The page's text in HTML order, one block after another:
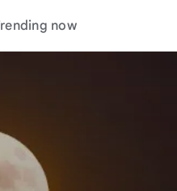
now